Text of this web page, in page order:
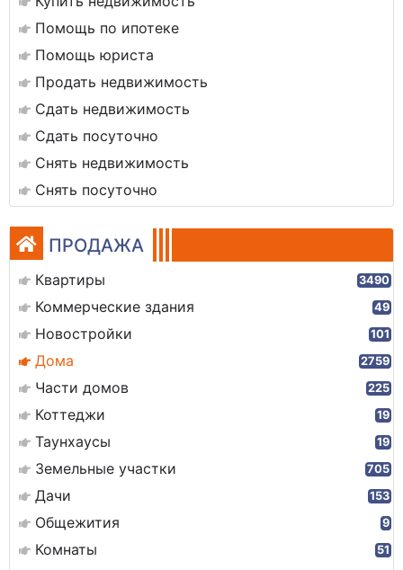
Помощь по ипотеке
Помощь юриста
Продать недвижимость
Сдать недвижимость
Сдать посуточно
Снять недвижимость
Снять посуточно
ПРОДАЖА
Квартиры 3490
Коммерческие здания 49
Новостройки 101
Дома 2759
Части домов 225
Коттеджи 19
Таунхаусы 19
Земельные участки 705
Дачи 153
Общежития 9
Комнаты 51